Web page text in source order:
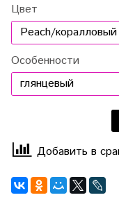
Цвет
Особенности
Добавить в